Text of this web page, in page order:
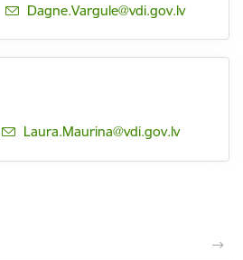
E-pasts:
Dagne.Vargule@vdi.gov.lv
E-pasts:
Laura.Maurina@vdi.gov.lv